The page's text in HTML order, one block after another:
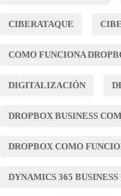
CIBERATAQUE
COMO FUNCIONA
DIGITALIZACIÓN
DROPBOX BUSINESS
DROPBOX COMO
DYNAMICS 365